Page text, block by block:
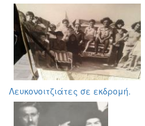
Λευκονοιτζιάτες σε εκδρομή.